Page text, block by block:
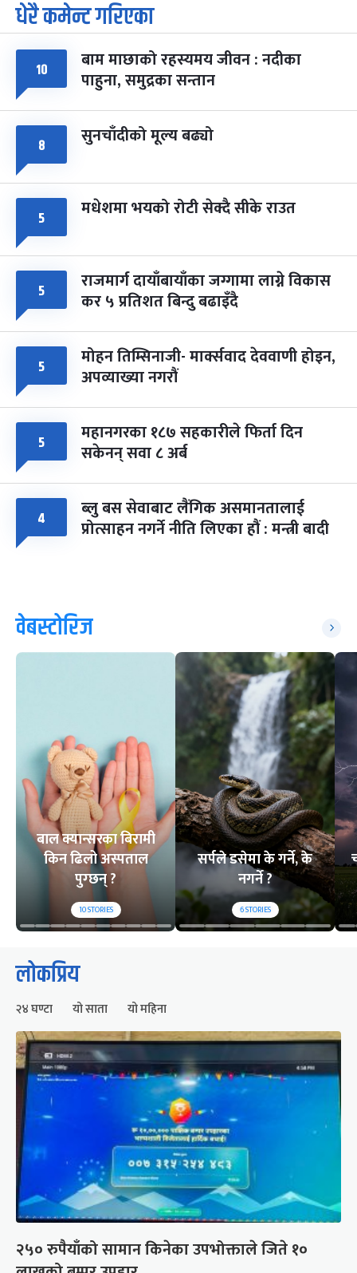
७
आइत
पूर्णिमा व्रत
चैत्र ७, २०८३-
८
सोम
फागुपूर्णिमा
चैत्र ८, २०८३-Mar 22, 2027
७ महिना बाँकी
धेरै कमेन्ट गरिएका
१० बाम माछाको रहस्यमय जीवन : नदीका
पाहुना, समुद्रका सन्तान
८ सुनचाँदीको मूल्य बढ्यो
५ मधेशमा भयको रोटी सेक्दै सीके राउत
५ राजमार्ग दायाँबायाँका जग्गामा लाग्ने विकास
कर ५ प्रतिशत बिन्दु बढाइँदै
५ मोहन तिम्सिनाजी- मार्क्सवाद देववाणी होइन,
अपव्याख्या नगरौं
५ महानगरका १८७ सहकारीले फिर्ता दिन
सकेनन् सवा ८ अर्ब
४ ब्लु बस सेवाबाट लैंगिक असमानतालाई
प्रोत्साहन नगर्ने नीति लिएका हौं : मन्त्री बादी
वेबस्टोरिज
बाल क्यान्सरका बिरामी
किन ढिलो अस्पताल
पुग्छन् ?
10STORIES
सर्पले डसेमा के गर्ने, के
नगर्ने ?
6STORIES
लोकप्रिय
२४ घण्टा यो साता यो महिना
२५० रुपैयाँको सामान किनेका उपभोक्ताले जिते १०